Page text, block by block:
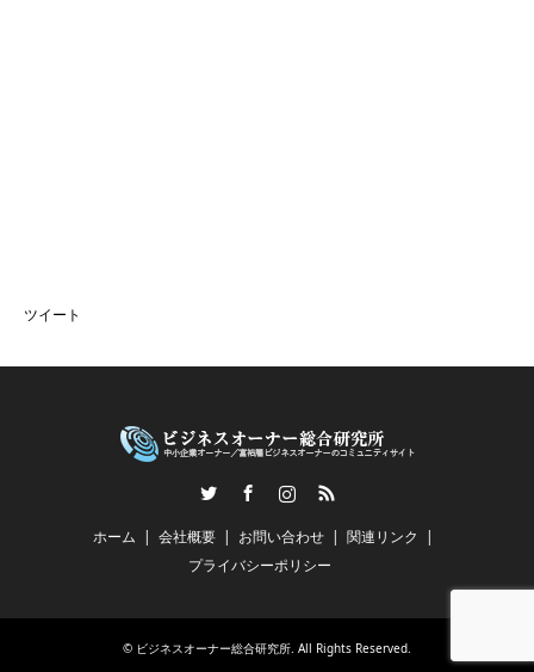
ツイート
InstagramRSS
ホーム 会社概要 お問い合わせ
関連リンク
プライバシーポリシー
© ビジネスオーナー総合研究所. All Rights Reserved.